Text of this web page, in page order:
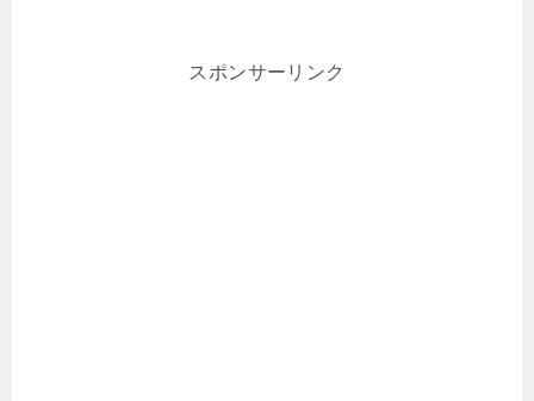
スポンサーリンク